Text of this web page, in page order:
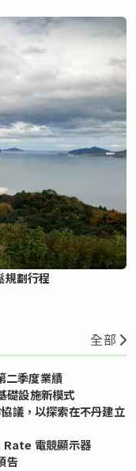
規劃行程
全部
季度業績
礎設施新模式
議，以探索在不丹建立
電競顯示器
告